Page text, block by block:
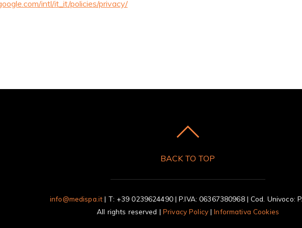
intl/it_it/policies/privacy/
BACK TO TOP
info@medispa.it | T: +39 0239624490 | P.IVA: 06367380968 | Cod. Univoco:
All rights reserved |Privacy Policy|Informativa Cookies